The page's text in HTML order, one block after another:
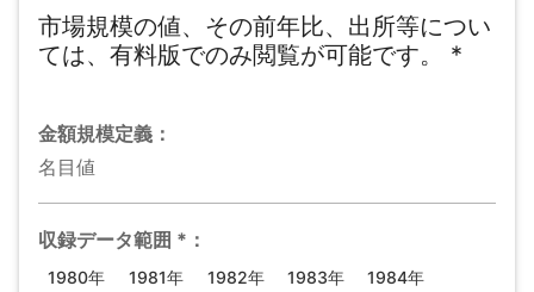
市場規模の値、その前年比、出所等につい
ては、有料版でのみ閲覧が可能です。
*
金額規模定義：
名目値
収録データ範囲 * ：
1980年 1981年 1982年 1983年 1984年